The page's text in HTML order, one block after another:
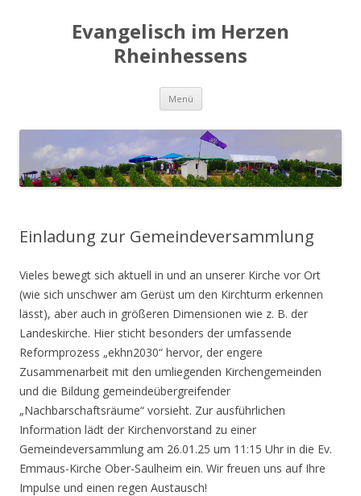
Evangelisch im Herzen
Rheinhessens
Menü Zum
springen
Einladung zur Gemeindeversammlung
Vieles bewegt sich aktuell in und an unserer Kirche vor Ort
(wie sich unschwer am Gerüst um den Kirchturm erkennen
lässt), aber auch in größeren Dimensionen wie z. B. der
Landeskirche. Hier sticht besonders der umfassende
Reformprozess „ekhn2030“ hervor, der engere
Zusammenarbeit mit den umliegenden Kirchengemeinden
und die Bildung gemeindeübergreifender
„Nachbarschaftsräume“ vorsieht. Zur ausführlichen
Information lädt der Kirchenvorstand zu einer
Gemeindeversammlung am 26.01.25 um 11:15 Uhr in die Ev.
Emmaus-Kirche Ober-Saulheim ein. Wir freuen uns auf Ihre
Impulse und einen regen Austausch!